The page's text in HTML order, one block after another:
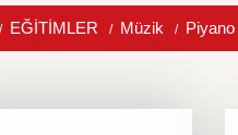
EĞİTİMLER Müzik Piyano